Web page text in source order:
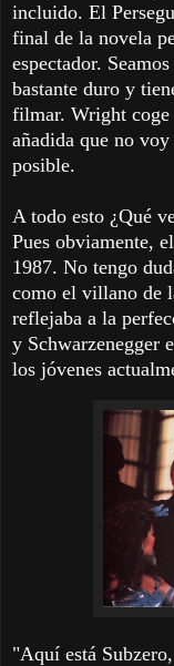
incluido. El
final de la novela
espectador.
bastante duro y
filmar. Wright coge
añadida que no
posible.
A todo esto ¿Qué
Pues obviamente,
1987. No tengo
como el villano de
reflejaba a la
y Schwarzenegger
los jóvenes
"Aquí está